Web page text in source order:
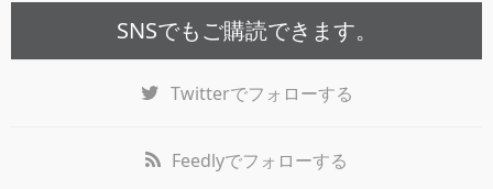
SNSでもご購読できます。
Twitterでフォローする
Feedlyでフォローする